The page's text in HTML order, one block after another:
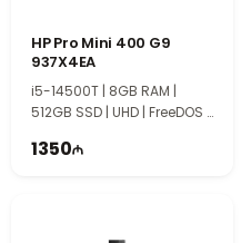
HP Pro Mini 400 G9
937X4EA
i5-14500T | 8GB RAM |
512GB SSD | UHD | FreeDOS |
1350